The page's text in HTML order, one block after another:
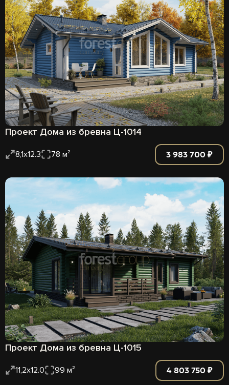
Проект Дома из бревна Ц-1014
8,1х12.3 78 м² 3 983 700 ₽
Проект Дома из бревна Ц-1015
11,2х12.0 99 м² 4 803 750 ₽